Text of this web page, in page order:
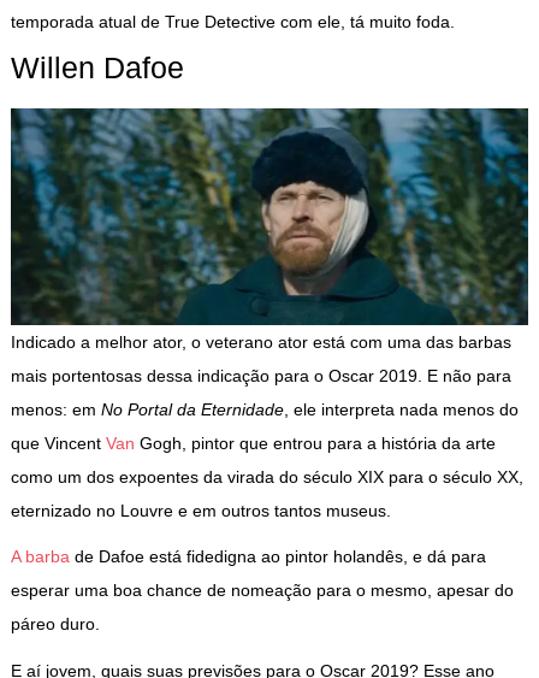
temporada atual de True Detective com ele, tá muito foda.
Willen Dafoe
Indicado a melhor ator, o veterano ator está com uma das barbas
mais portentosas dessa indicação para o Oscar 2019. E não para
menos: em No Portal da Eternidade, ele interpreta nada menos do
que Vincent Van Gogh, pintor que entrou para a história da arte
como um dos expoentes da virada do século XIX para o século XX,
eternizado no Louvre e em outros tantos museus.
A barbade Dafoe está fidedigna ao pintor holandês, e dá para
esperar uma boa chance de nomeação para o mesmo, apesar do
páreo duro.
E aí jovem, quais suas previsões para o Oscar 2019? Esse ano